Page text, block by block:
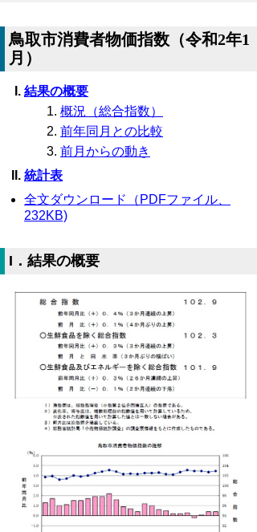
鳥取市消費者物価指数（令和2年1
月）
結果の概要
概況（総合指数）
前年同月との比較
前月からの動き
統計表
全文ダウンロード（PDFファイル、
232KB)
I．結果の概要